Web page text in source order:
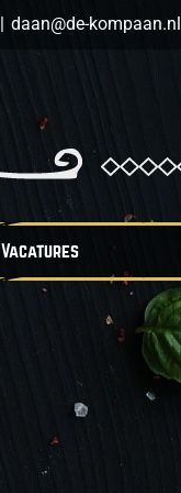
| daan@de-kompaan.nl
Vacatures